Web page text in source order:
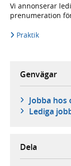
Vi annonserar
prenumeration
Praktik
Genvägar
Jobba hos
Lediga
Dela